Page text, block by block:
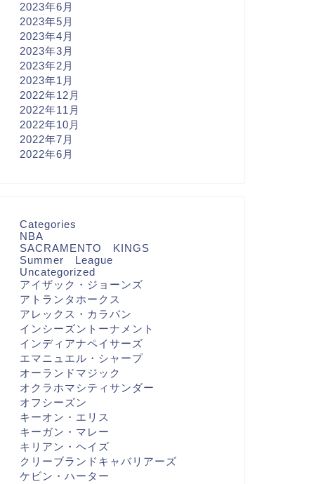
2023年6月
2023年5月
2023年4月
2023年3月
2023年2月
2023年1月
2022年12月
2022年11月
2022年10月
2022年7月
2022年6月
Categories
NBA
SACRAMENTO KINGS
Summer League
Uncategorized
アイザック・ジョーンズ
アトランタホークス
アレックス・カラバン
インシーズントーナメント
インディアナペイサーズ
エマニュエル・シャープ
オーランドマジック
オクラホマシティサンダー
オフシーズン
キーオン・エリス
キーガン・マレー
キリアン・ヘイズ
クリーブランドキャバリアーズ
ケビン・ハーター